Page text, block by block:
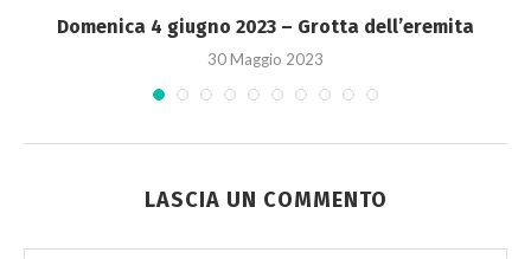
Domenica 4 giugno 2023 – Grotta dell’eremita
30 Maggio 2023
LASCIA UN COMMENTO